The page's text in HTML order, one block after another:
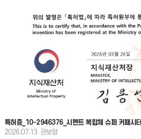
특허증_10-2946376_시멘트 복합체 슈퍼 커패시터
2026.07.13 권보람